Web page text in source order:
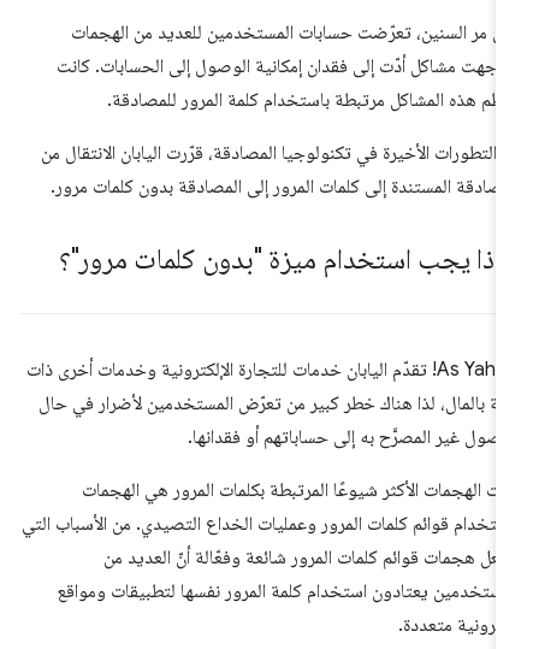
مر السنين، تعرّضت حسابات المستخدمين للعديد من الهجمات
مشاكل أدّت إلى فقدان إمكانية الوصول إلى الحسابات. كانت
هذه المشاكل مرتبطة باستخدام كلمة المرور للمصادقة.
التطورات الأخيرة في تكنولوجيا المصادقة، قرّرت اليابان الانتقال من
المستندة إلى كلمات المرور إلى المصادقة بدون كلمات مرور.
يجب استخدام ميزة "بدون كلمات مرور"؟
As Yahoo! تقدّم اليابان خدمات للتجارة الإلكترونية وخدمات أخرى ذات
بالمال، لذا هناك خطر كبير من تعرّض المستخدمين لأضرار في حال
غير المصرَّح به إلى حساباتهم أو فقدانها.
الهجمات الأكثر شيوعًا المرتبطة بكلمات المرور هي الهجمات
قوائم كلمات المرور وعمليات الخداع التصيدي. من الأسباب التي
هجمات قوائم كلمات المرور شائعة وفعّالة أنّ العديد من
يعتادون استخدام كلمة المرور نفسها لتطبيقات ومواقع
متعددة.